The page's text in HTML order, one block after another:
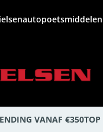
VANAF €350TOP